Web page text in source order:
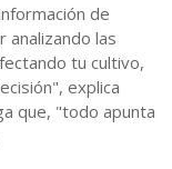
de
las
tu cultivo,
explica
que, "todo apunta